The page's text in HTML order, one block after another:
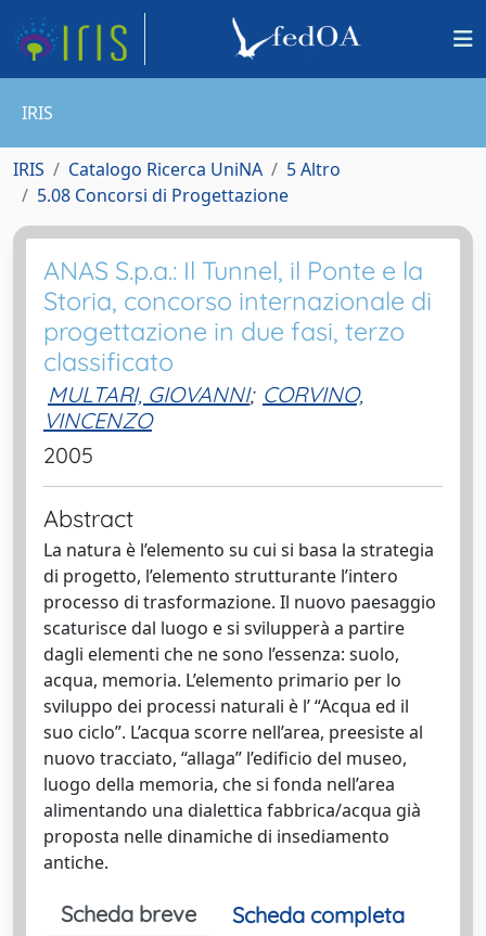
IRIS
IRIS Catalogo Ricerca UniNA
5 Altro
5.08 Concorsi di Progettazione
ANAS S.p.a.: Il Tunnel, il Ponte e la
Storia, concorso internazionale di
progettazione in due fasi, terzo
classificato
MULTARI, GIOVANNI; CORVINO,
VINCENZO
2005
Abstract
La natura è l’elemento su cui si basa la strategia
di progetto, l’elemento strutturante l’intero
processo di trasformazione. Il nuovo paesaggio
scaturisce dal luogo e si svilupperà a partire
dagli elementi che ne sono l’essenza: suolo,
acqua, memoria. L’elemento primario per lo
sviluppo dei processi naturali è l’ “Acqua ed il
suo ciclo”. L’acqua scorre nell’area, preesiste al
nuovo tracciato, “allaga” l’edificio del museo,
luogo della memoria, che si fonda nell’area
alimentando una dialettica fabbrica/acqua già
proposta nelle dinamiche di insediamento
antiche.
Scheda breve
Scheda completa